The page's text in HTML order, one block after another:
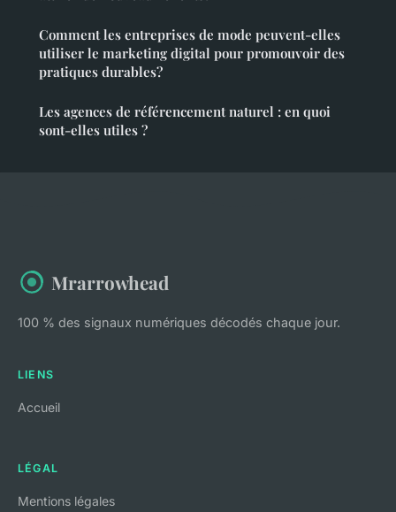
Comment les entreprises de mode peuvent-elles
utiliser le marketing digital pour promouvoir des
pratiques durables?
Les agences de référencement naturel : en quoi
sont-elles utiles ?
Mrarrowhead
100 % des signaux numériques décodés chaque jour.
LIENS
Accueil
LÉGAL
Mentions légales